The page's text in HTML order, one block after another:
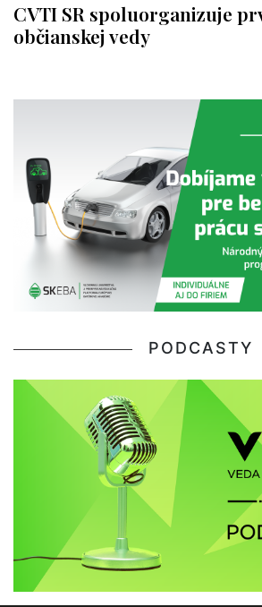
CVTI SR spoluorganizuje
občianskej vedy
PODCASTY